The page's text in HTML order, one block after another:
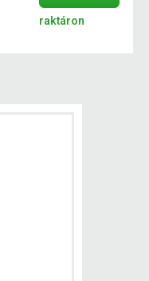
raktáron